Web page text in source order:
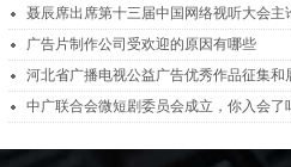
聂辰席出席第十三届中国网络视听大会主
广告片制作公司受欢迎的原因有哪些
河北省广播电视公益广告优秀作品征集和
中广联合会微短剧委员会成立，你入会了